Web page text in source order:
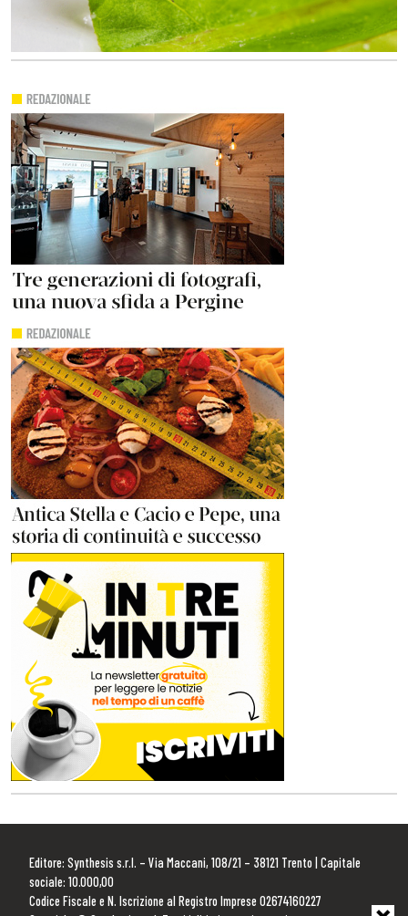
Editore: Synthesis s.r.l. – Via Maccani, 108/21 – 38121 Trento | Capitale
sociale: 10.000,00
Codice Fiscale e N. Iscrizione al Registro Imprese 02674160227